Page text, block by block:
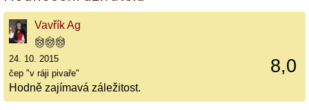
Vavřík Ag
8,0
24. 10. 2015
čep "v ráji pivaře"
Hodně zajímavá záležitost.